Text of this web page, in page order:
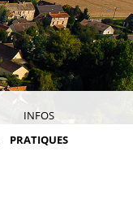
INFOS
PRATIQUES